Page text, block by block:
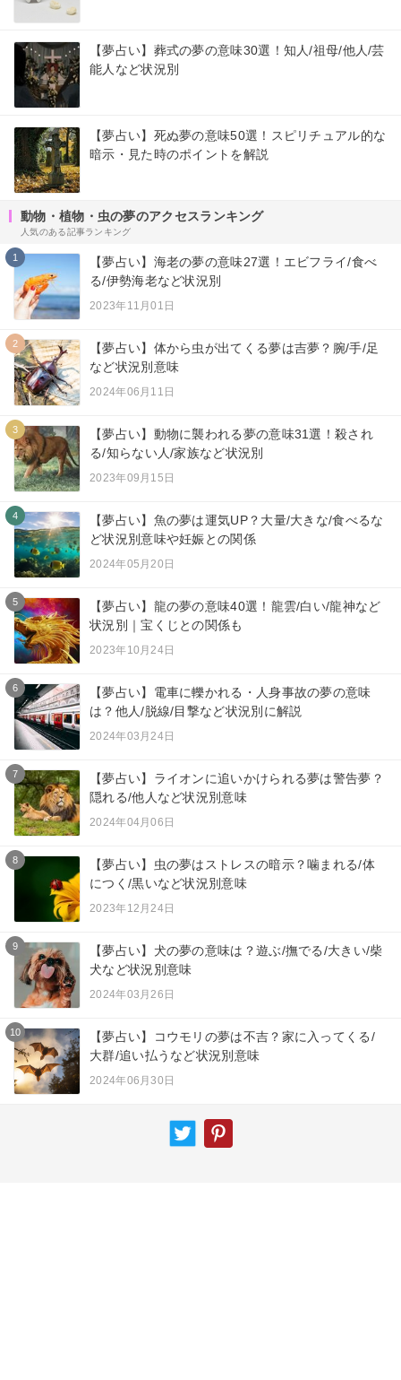
【夢占い】葬式の夢の意味30選！知人/祖母/他人/芸
能人など状況別
【夢占い】死ぬ夢の意味50選！スピリチュアル的な
暗示・見た時のポイントを解説
動物・植物・虫の夢のアクセスランキング
人気のある記事ランキング
1
【夢占い】海老の夢の意味27選！エビフライ/食べ
る/伊勢海老など状況別
2023年11月01日
2
【夢占い】体から虫が出てくる夢は吉夢？腕/手/足
など状況別意味
2024年06月11日
3
【夢占い】動物に襲われる夢の意味31選！殺され
る/知らない人/家族など状況別
2023年09月15日
4
【夢占い】魚の夢は運気UP？大量/大きな/食べるな
ど状況別意味や妊娠との関係
2024年05月20日
5
【夢占い】龍の夢の意味40選！龍雲/白い/龍神など
状況別｜宝くじとの関係も
2023年10月24日
6
【夢占い】電車に轢かれる・人身事故の夢の意味
は？他人/脱線/目撃など状況別に解説
2024年03月24日
7
【夢占い】ライオンに追いかけられる夢は警告夢？
隠れる/他人など状況別意味
2024年04月06日
8
【夢占い】虫の夢はストレスの暗示？噛まれる/体
につく/黒いなど状況別意味
2023年12月24日
9
【夢占い】犬の夢の意味は？遊ぶ/撫でる/大きい/柴
犬など状況別意味
2024年03月26日
10
【夢占い】コウモリの夢は不吉？家に入ってくる/
大群/追い払うなど状況別意味
2024年06月30日